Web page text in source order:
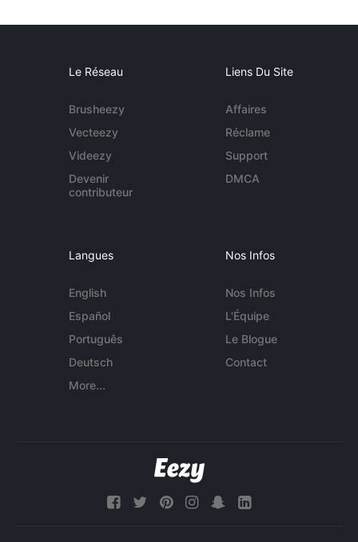
Le Réseau
Brusheezy
Vecteezy
Videezy
Devenir
contributeur
Liens Du Site
Affaires
Réclame
Support
DMCA
Langues
English
Español
Português
Deutsch
More...
Nos Infos
Nos Infos
L'Équipe
Le Blogue
Contact